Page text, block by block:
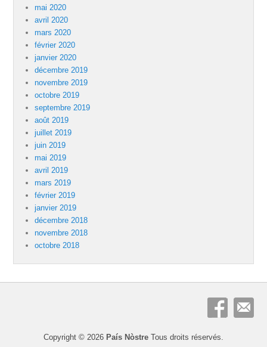
mai 2020
avril 2020
mars 2020
février 2020
janvier 2020
décembre 2019
novembre 2019
octobre 2019
septembre 2019
août 2019
juillet 2019
juin 2019
mai 2019
avril 2019
mars 2019
février 2019
janvier 2019
décembre 2018
novembre 2018
octobre 2018
Copyright © 2026 País Nòstre Tous droits réservés.